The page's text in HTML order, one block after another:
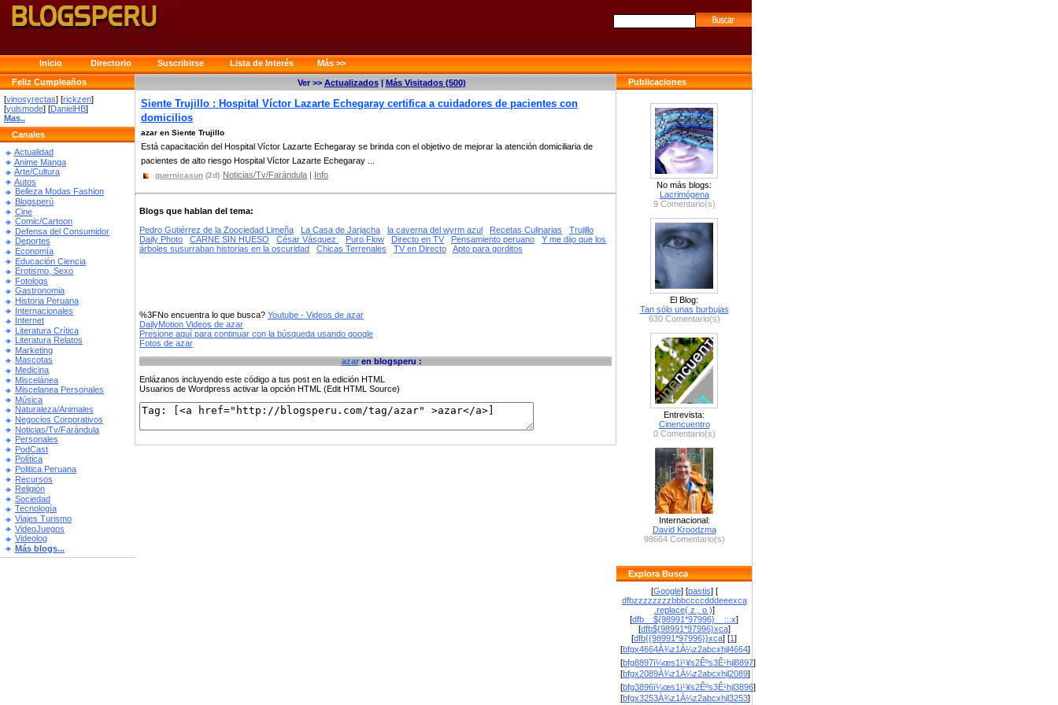
Inicio Directorio Suscribirse Lista de Interés
Más >>
Feliz Cumpleaños
[vinosyrectas] [rickzen]
[yulsmode] [DanielHB]
Mas..
Canales
Actualidad
Anime Manga
Arte/Cultura
Autos
Belleza Modas Fashion
Blogsperú
Cine
Comic/Cartoon
Defensa del Consumidor
Deportes
Economía
Educación Ciencia
Erotismo, Sexo
Fotologs
Gastronomia
Historia Peruana
Internacionales
Internet
Literatura Crítica
Literatura Relatos
Marketing
Mascotas
Medicina
Miscelánea
Miscelanea Personales
Música
Naturaleza/Animales
Negocios Corporativos
Noticias/Tv/Farándula
Personales
PodCast
Política
Politica Peruana
Recursos
Religión
Sociedad
Tecnología
Viajes Turismo
VideoJuegos
Videolog
Más blogs...
Publicaciones
No más blogs:
Lacrimógena
9 Comentario(s)
El Blog:
Tan sólo unas burbujas
630 Comentario(s)
Entrevista:
Cinencuentro
0 Comentario(s)
Internacional:
David Kroodzma
98664 Comentario(s)
Explora Busca
[Google] [pastis] [
dfbzzzzzzzzbbbccccdddeeexca
.replace( z , o )]
[dfb__${98991*97996}__::.x]
[dfb${98991*97996}xca]
[dfb{{98991*97996}}xca] [1]
[bfgx4664À¾z1À¼z2abcxhjl4664]
[bfg8897ï¼œs1ï¹¥s2Êºs3Ê¹hjl8897]
[bfgx2089À¾z1À¼z2abcxhjl2089]
[bfg3896ï¼œs1ï¹¥s2Êºs3Ê¹hjl3896]
[bfgx3253À¾z1À¼z2abcxhjl3253]
Ver >> Actualizados| Más Visitados (500)
Siente Trujillo : Hospital Víctor Lazarte Echegaray certifica a cuidadores de pacientes con
domicilios
azar en Siente Trujillo
Está capacitación del Hospital Víctor Lazarte Echegaray se brinda con el objetivo de mejorar la atención domiciliaria de
pacientes de alto riesgo Hospital Víctor Lazarte Echegaray ...
guernicasun (2d) Noticias/Tv/Farándula | Info
Blogs que hablan del tema:
Pedro Gutiérrez de la Zoociedad Limeña
La Casa de Jarjacha la caverna del wyrm azul Recetas Culinarias
Trujillo
Daily Photo
CARNE SIN HUESO César Vásquez Puro Flow Directo en TV Pensamiento peruano
Y me dijo que los
árboles susurraban historias en la oscuridad
Chicas Terrenales TV en Directo Apto para gorditos
%3FNo encuentra lo que busca? Youtube - Videos de azar
DailyMotion Videos de azar
Presione aquí para continuar con la búsqueda usando google
Fotos de azar
azaren blogsperu :
Enlázanos incluyendo este código a tus post en la edición HTML
Usuarios de Wordpress activar la opción HTML (Edit HTML Source)